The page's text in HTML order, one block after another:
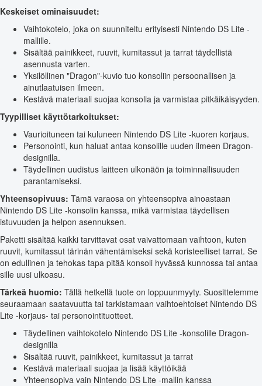
Keskeiset ominaisuudet:
Vaihtokotelo, joka on suunniteltu erityisesti Nintendo DS Lite -
mallille.
Sisältää painikkeet, ruuvit, kumitassut ja tarrat täydellistä
asennusta varten.
Yksilöllinen "Dragon"-kuvio tuo konsoliin persoonallisen ja
ainutlaatuisen ilmeen.
Kestävä materiaali suojaa konsolia ja varmistaa pitkäikäisyyden.
Tyypilliset käyttötarkoitukset:
Vaurioituneen tai kuluneen Nintendo DS Lite -kuoren korjaus.
Personointi, kun haluat antaa konsolille uuden ilmeen Dragon-
designilla.
Täydellinen uudistus laitteen ulkonäön ja toiminnallisuuden
parantamiseksi.
Yhteensopivuus: Tämä varaosa on yhteensopiva ainoastaan
Nintendo DS Lite -konsolin kanssa, mikä varmistaa täydellisen
istuvuuden ja helpon asennuksen.
Paketti sisältää kaikki tarvittavat osat vaivattomaan vaihtoon, kuten
ruuvit, kumitassut tärinän vähentämiseksi sekä koristeelliset tarrat. Se
on edullinen ja tehokas tapa pitää konsoli hyvässä kunnossa tai antaa
sille uusi ulkoasu.
Tärkeä huomio: Tällä hetkellä tuote on loppuunmyyty. Suosittelemme
seuraamaan saatavuutta tai tarkistamaan vaihtoehtoiset Nintendo DS
Lite -korjaus- tai personointituotteet.
Täydellinen vaihtokotelo Nintendo DS Lite -konsolille Dragon-
designilla
Sisältää ruuvit, painikkeet, kumitassut ja tarrat
Kestävä materiaali suojaa ja lisää käyttöikää
Yhteensopiva vain Nintendo DS Lite -mallin kanssa